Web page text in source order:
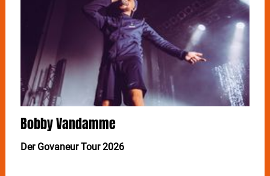
Bobby Vandamme
Der Govaneur Tour 2026